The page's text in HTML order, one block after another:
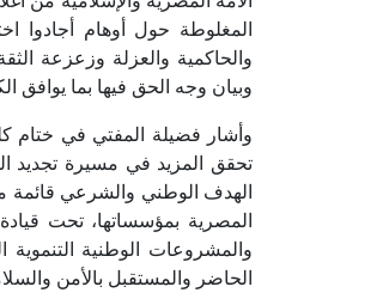
المغلوطة حول أوهام أجادوا
والحاكمية والعزلة وزعزعة
وبيان وجه الحق فيها بما
وأشار فضيلة المفتي في ختام
تحقق المزيد في مسيرة تجديد
الهدف الوطني والشرعي قائمة
المصرية بمؤسساتها، تحت
والمشروعات الوطنية
الحاضر والمستقبل بالأمن